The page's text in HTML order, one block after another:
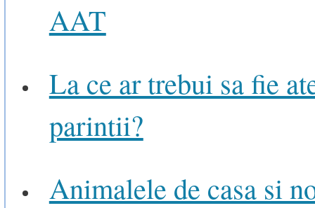
AAT
La ce ar trebui sa fie
parintii?
Animalele de casa si